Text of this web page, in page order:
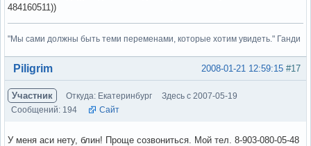
484160511))
"Мы сами должны быть теми переменами, которые хотим увидеть." Ганди
Вне форума #17
2008-01-21 12:59:15
Piligrim
Участник Откуда: Екатеринбург
Здесь с 2007-05-19
Сообщений: 194
Сайт
У меня аси нету, блин! Проще созвониться. Мой тел. 8-903-080-05-48